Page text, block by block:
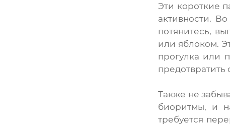
Эти короткие
активности.
потянитесь,
или яблоком.
прогулка или
Также не
биоритмы, и
требуется